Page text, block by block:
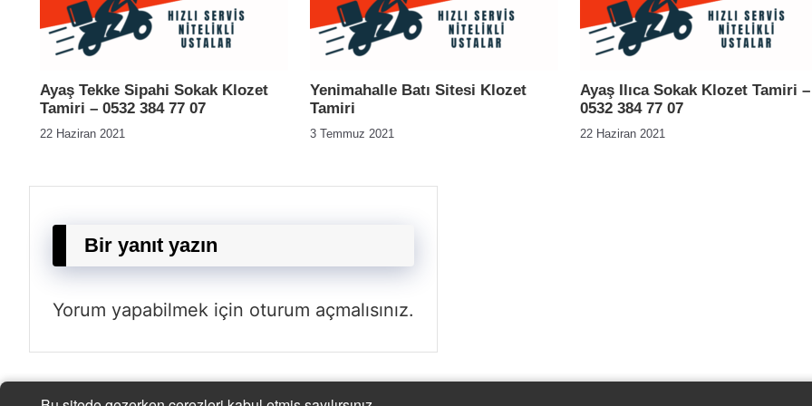
Ayaş Tekke Sipahi Sokak Klozet
Tamiri – 0532 384 77 07
22 Haziran 2021
Yenimahalle Batı Sitesi Klozet
Tamiri
3 Temmuz 2021
Ayaş Ilıca Sokak Klozet Tamiri –
0532 384 77 07
22 Haziran 2021
Bir yanıt yazın
Yorum yapabilmek için oturum açmalısınız.